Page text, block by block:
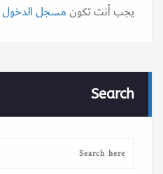
يجب أنت تكونمسجل الدخول
Search